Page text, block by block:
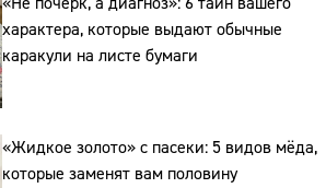
характера, которые выдают обычные
каракули на листе бумаги
«Жидкое золото» с пасеки: 5 видов мёда,
которые заменят вам половину